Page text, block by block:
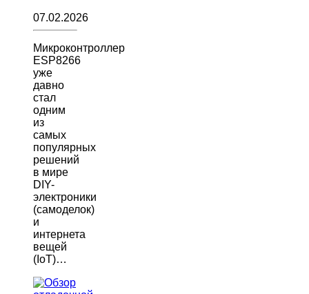
07.02.2026
Микроконтроллер
ESP8266
уже
давно
стал
одним
из
самых
популярных
решений
в мире
DIY-
электроники
(самоделок)
и
интернета
вещей
(IoT)…